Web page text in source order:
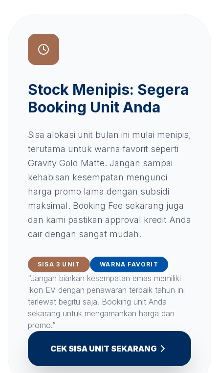
Stock Menipis: Segera
Booking Unit Anda
Sisa alokasi unit bulan ini mulai menipis,
terutama untuk warna favorit seperti
Gravity Gold Matte. Jangan sampai
kehabisan kesempatan mengunci
harga promo lama dengan subsidi
maksimal. Booking Fee sekarang juga
dan kami pastikan approval kredit Anda
cair dengan sangat mudah.
SISA 3 UNIT WARNA FAVORIT
“Jangan biarkan kesempatan emas memiliki
Ikon EV dengan penawaran terbaik tahun ini
terlewat begitu saja. Booking unit Anda
sekarang untuk mengamankan harga dan
promo.”
CEK SISA UNIT SEKARANG